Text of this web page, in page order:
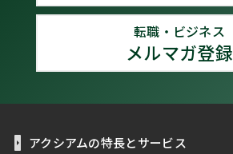
転職・ビジネス
メルマガ登録
アクシアムの特長とサービス